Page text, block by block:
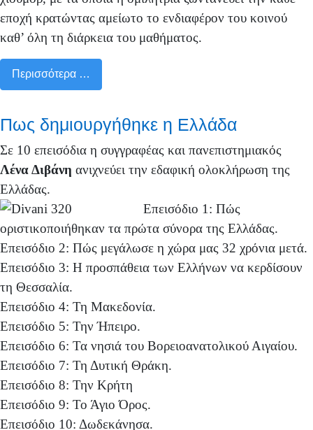
εποχή κρατώντας αμείωτο το ενδιαφέρον του κοινού
καθ’ όλη τη διάρκεια του μαθήματος.
Περισσότερα …
Πως δημιουργήθηκε η Ελλάδα
Σε 10 επεισόδια η συγγραφέας και πανεπιστημιακός
Λένα Διβάνη ανιχνεύει την εδαφική ολοκλήρωση της
Ελλάδας.
Επεισόδιο 1: Πώς
οριστικοποιήθηκαν τα πρώτα σύνορα της Ελλάδας.
Επεισόδιο 2: Πώς μεγάλωσε η χώρα μας 32 χρόνια μετά.
Επεισόδιο 3: Η προσπάθεια των Ελλήνων να κερδίσουν
τη Θεσσαλία.
Επεισόδιο 4: Τη Μακεδονία.
Επεισόδιο 5: Την Ήπειρο.
Επεισόδιο 6: Τα νησιά του Βορειοανατολικού Αιγαίου.
Επεισόδιο 7: Τη Δυτική Θράκη.
Επεισόδιο 8: Την Κρήτη
Επεισόδιο 9: Το Άγιο Όρος.
Επεισόδιο 10: Δωδεκάνησα.